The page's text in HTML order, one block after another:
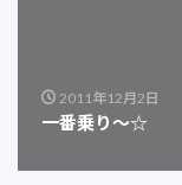
2011年12月2日
一番乗り～☆